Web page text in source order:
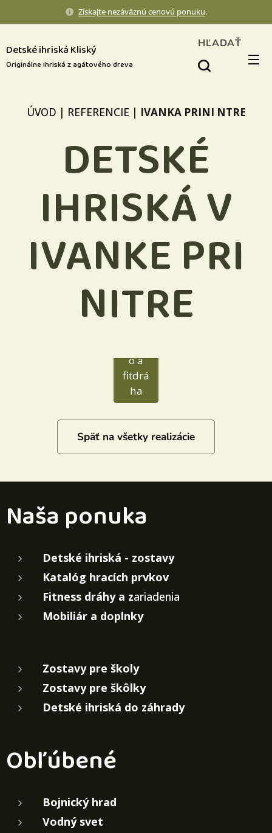
Získajte nezáväznú cenovú ponuku.
Detské ihriská Kliský
Originálne ihriská z agátového dreva
HĽADAŤ
ÚVOD | REFERENCIE | IVANKA PRINI NTRE
DETSKÉ
IHRISKÁ V
IVANKE PRI
NITRE
o a
fitdrá
ha
Späť na všetky realizácie
Naša ponuka
Detské ihriská - zostavy
Katalóg hracích prvkov
Fitness dráhy a zariadenia
Mobiliár a doplnky
Zostavy pre školy
Zostavy pre škôlky
Detské ihriská do záhrady
Obľúbené
Bojnický hrad
Vodný svet